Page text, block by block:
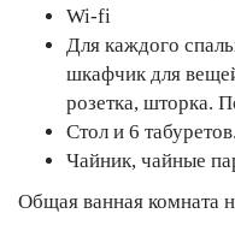
Wi-fi
Для каждого
шкафчик для
розетка, шторка.
Стол и 6 табуретов.
Чайник, чайные
Общая ванная комната